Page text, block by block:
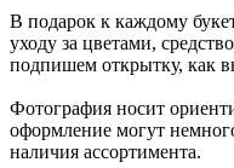
В подарок к каждому
уходу за цветами,
подпишем открытку, как
Фотография носит
оформление могут
наличия ассортимента.